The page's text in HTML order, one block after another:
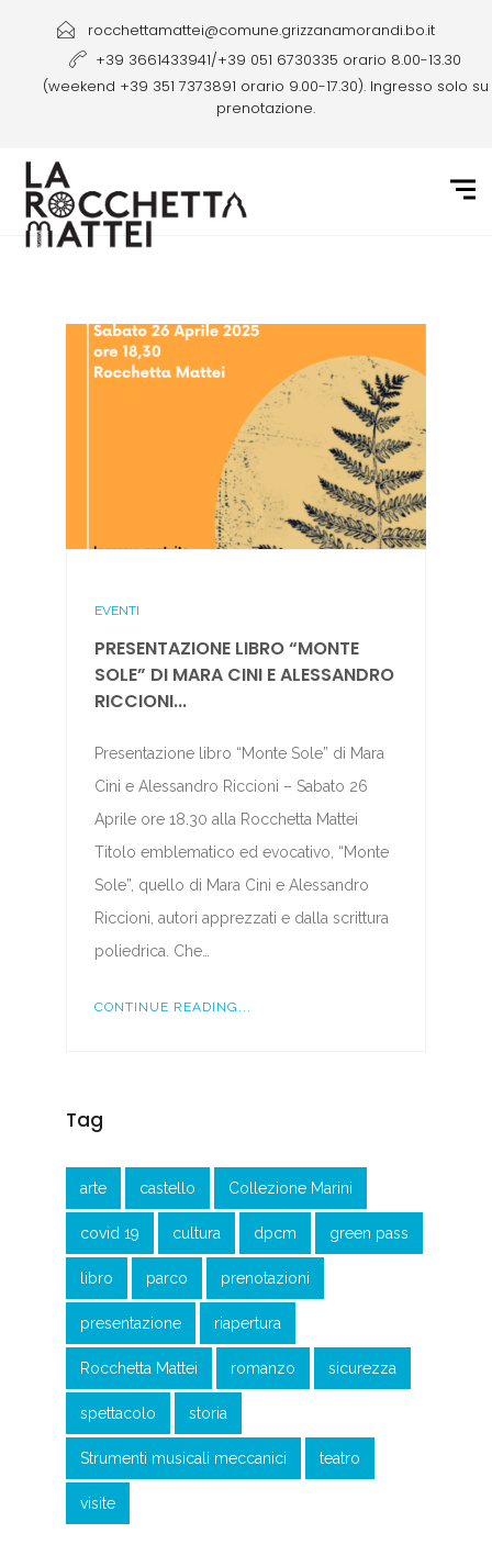
rocchettamattei@comune.grizzanamorandi.bo.it
+39 3661433941/+39 051 6730335 orario 8.00-13.30
(weekend +39 351 7373891 orario 9.00-17.30). Ingresso solo su
prenotazione.
EVENTI
PRESENTAZIONE LIBRO “MONTE
SOLE” DI MARA CINI E ALESSANDRO
RICCIONI...
Presentazione libro “Monte Sole” di Mara
Cini e Alessandro Riccioni – Sabato 26
Aprile ore 18.30 alla Rocchetta Mattei
Titolo emblematico ed evocativo, “Monte
Sole”, quello di Mara Cini e Alessandro
Riccioni, autori apprezzati e dalla scrittura
poliedrica. Che…
CONTINUE READING...
Tag
arte castello Collezione Marini
covid 19 cultura dpcm green pass
libro parco prenotazioni
presentazione riapertura
Rocchetta Mattei romanzo sicurezza
spettacolo storia
Strumenti musicali meccanici teatro
visite